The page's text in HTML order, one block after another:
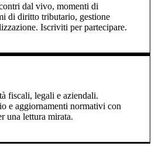
dal vivo, momenti di
di diritto tributario, gestione
Iscriviti per partecipare.
fiscali, legali e aziendali.
e aggiornamenti normativi con
una lettura mirata.